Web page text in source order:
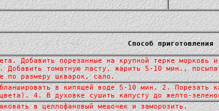
Способ приготовления
Добавить порезанные на крупной терке
Добавить томатную пасту, жарить 5-10 мин.,
по размеру шкварок, сало.
в кипящей воде 5-10 мин. 2. Порезать
4. В духовке сушить капусту до желто-
в целлофановый мешочек и заморозить.